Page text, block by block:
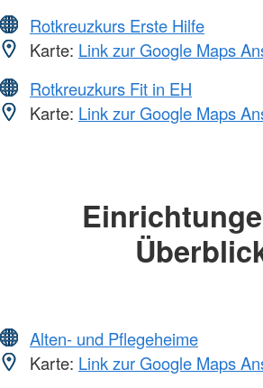
Rotkreuzkurs Erste Hilfe
Karte: Link zur Google Maps
Rotkreuzkurs Fit in EH
Karte: Link zur Google Maps
Alten- und Pflegeheime
Karte: Link zur Google Maps